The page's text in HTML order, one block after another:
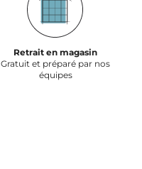
Retrait en magasin
Gratuit et préparé par nos
équipes